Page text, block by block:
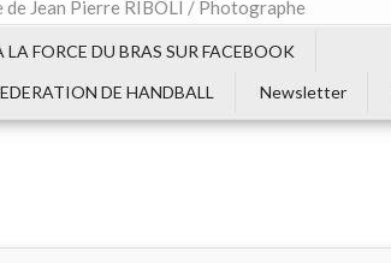
Jean Pierre RIBOLI / Photographe
LA FORCE DU BRAS SUR FACEBOOK
DE HANDBALL Newsletter